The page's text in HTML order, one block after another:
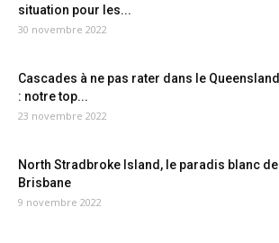
situation pour les...
30 novembre 2022
Cascades à ne pas rater dans le Queensland
: notre top...
23 novembre 2022
North Stradbroke Island, le paradis blanc de
Brisbane
9 novembre 2022